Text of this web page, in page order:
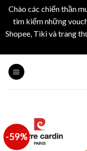
Chào các chiến thần
tìm kiếm những
Shopee, Tiki và trang
-59%